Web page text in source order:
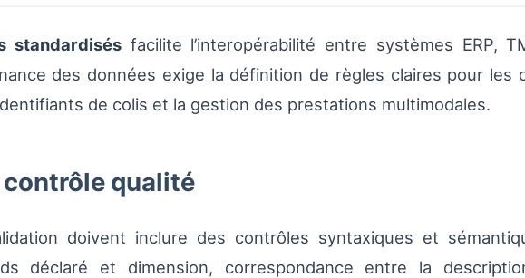
standardisés facilite l’interopérabilité entre systèmes ERP,
des données exige la définition de règles claires pour les
de colis et la gestion des prestations multimodales.
qualité
doivent inclure des contrôles syntaxiques et
déclaré et dimension, correspondance entre la